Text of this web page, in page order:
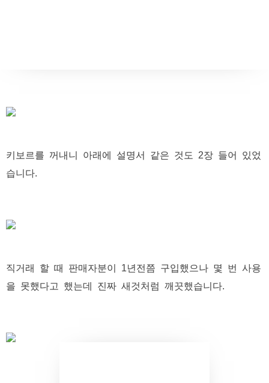
키보르를 꺼내니 아래에 설명서 같은 것도 2장 들어 있었
습니다.
직거래 할 때 판매자분이 1년전쯤 구입했으나 몇 번 사용
을 못했다고 했는데 진짜 새것처럼 깨끗했습니다.